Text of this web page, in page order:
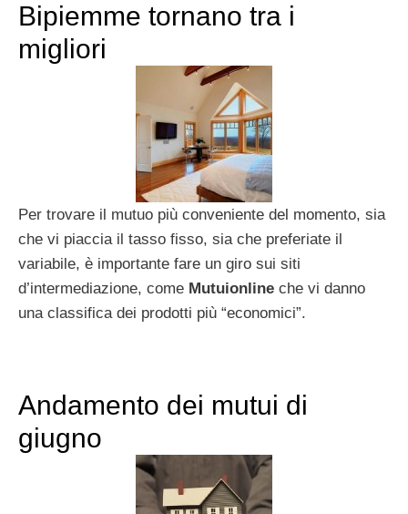
Bipiemme tornano tra i
migliori
Per trovare il mutuo più conveniente del momento, sia
che vi piaccia il tasso fisso, sia che preferiate il
variabile, è importante fare un giro sui siti
d’intermediazione, come Mutuionline che vi danno
una classifica dei prodotti più “economici”.
Andamento dei mutui di
giugno